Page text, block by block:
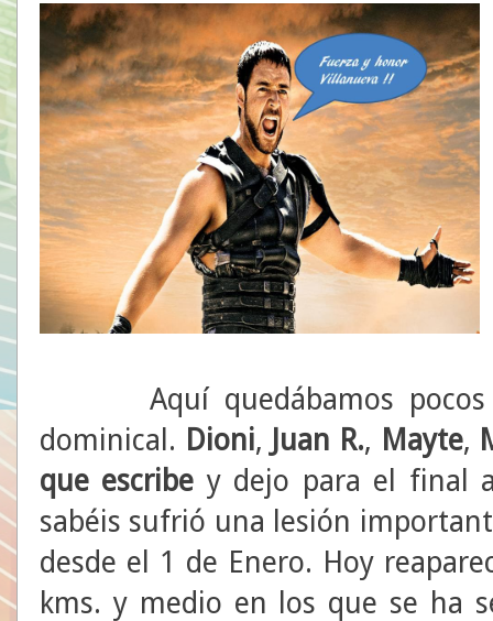
Aquí quedábamos pocos
dominical. Dioni, Juan R., Mayte,
que escribe y dejo para el final
sabéis sufrió una lesión
desde el 1 de Enero. Hoy
kms. y medio en los que se ha